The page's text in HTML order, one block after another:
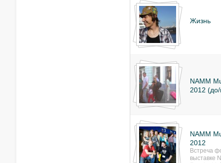
Жизнь
NAMM
2012
NAMM
2012
Встреча
выставке